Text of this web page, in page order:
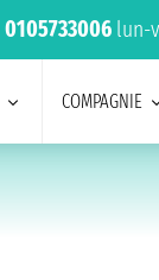
0105733006 lun-
COMPAGNIE